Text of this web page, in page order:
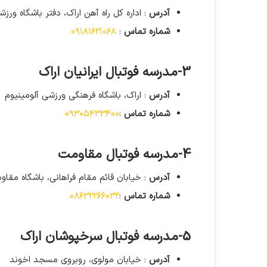
آدرس : اداره کل راه آهن اراک، دفتر باشگاه
شماره تماس : ۰۹۱۸۱۶۲۱۰۶۸
3-مدرسه فوتبال ایرانیان اراک
آدرس : اراک، باشگاه فرهنگی ورزشی آلومینیوم
شماره تماس :۰۹۳۰۵۴۳۳۴۰۰
4-مدرسه فوتبال مقاومت
آدرس : خیابان قائم مقام فراهانی، باشگاه
شماره تماس :۰۸۶۳۲۲۶۶۰۳۲
5-مدرسه فوتبال سرخپوشان اراک
آدرس : خیابان مولوی، روبروی مسجد اخوند